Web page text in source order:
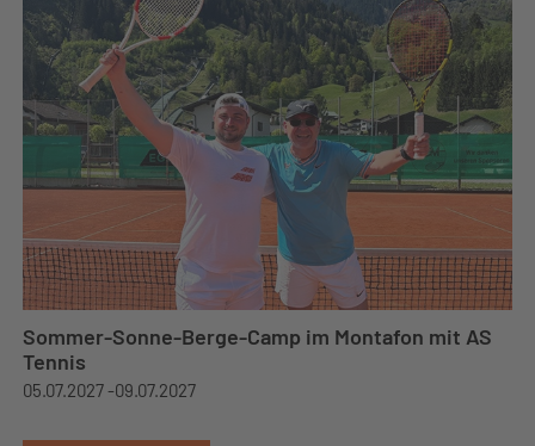
Sommer-Sonne-Berge-Camp im Montafon mit AS
Tennis
05.07.2027 -09.07.2027